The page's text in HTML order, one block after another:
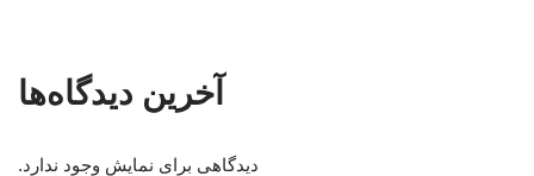
آخرین دیدگاه‌ها
دیدگاهی برای نمایش وجود ندارد.